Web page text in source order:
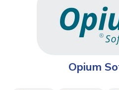
Opium